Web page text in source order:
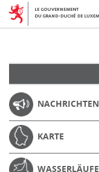
NACHRICHTEN
KARTE
WASSERLÄUFE